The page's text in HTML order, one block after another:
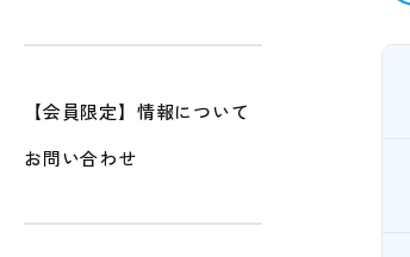
【会員限定】情報について
お問い合わせ